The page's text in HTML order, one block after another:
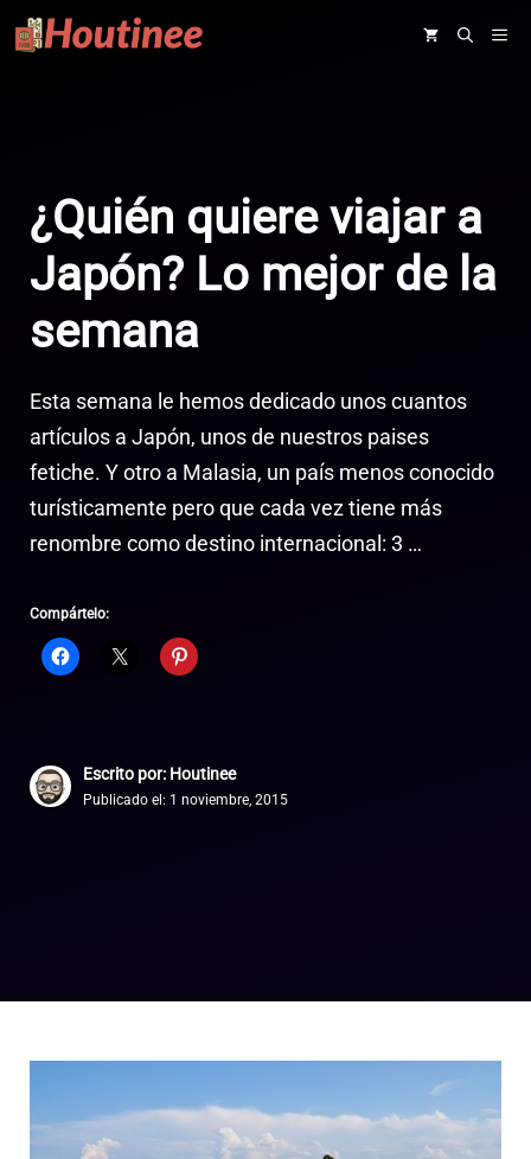
Saltar
al
¿Quién quiere viajar a
Japón? Lo mejor de la
semana
Esta semana le hemos dedicado unos cuantos
artículos a Japón, unos de nuestros paises
fetiche. Y otro a Malasia, un país menos conocido
turísticamente pero que cada vez tiene más
renombre como destino internacional: 3 …
Compártelo:
Escrito por: Houtinee
Publicado el: 1 noviembre, 2015